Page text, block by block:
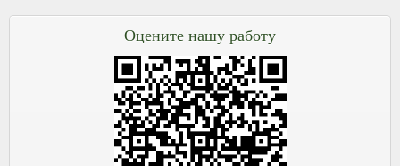
Оцените нашу работу